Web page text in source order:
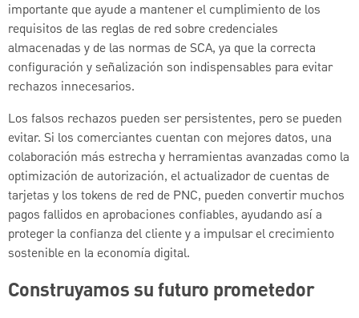
importante que ayude a mantener el cumplimiento de los
requisitos de las reglas de red sobre credenciales
almacenadas y de las normas de SCA, ya que la correcta
configuración y señalización son indispensables para evitar
rechazos innecesarios.
Los falsos rechazos pueden ser persistentes, pero se pueden
evitar. Si los comerciantes cuentan con mejores datos, una
colaboración más estrecha y herramientas avanzadas como la
optimización de autorización, el actualizador de cuentas de
tarjetas y los tokens de red de PNC, pueden convertir muchos
pagos fallidos en aprobaciones confiables, ayudando así a
proteger la confianza del cliente y a impulsar el crecimiento
sostenible en la economía digital.
Construyamos su futuro prometedor